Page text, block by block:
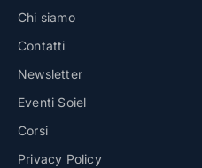
Chi siamo
Contatti
Newsletter
Eventi Soiel
Corsi
Privacy Policy